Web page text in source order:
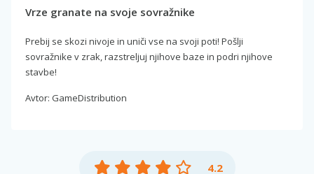
Vrze granate na svoje sovražnike
Prebij se skozi nivoje in uniči vse na svoji poti! Pošlji
sovražnike v zrak, razstreljuj njihove baze in podri njihove
stavbe!
Avtor: GameDistribution
4.2